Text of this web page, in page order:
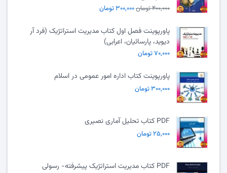
۴۰۰,۰۰۰ تومان ۳۰۰,۰۰۰ تومان
پاورپوینت فصل اول کتاب مدیریت استراتژیک (فرد آر
دیوید، پارسائیان، اعرابی)
۷۰,۰۰۰ تومان
پاورپوینت کتاب اداره امور عمومی در اسلام
۳۰۰,۰۰۰ تومان
PDF کتاب تحلیل آماری نصیری
۲۵,۰۰۰ تومان
PDF کتاب مدیریت استراتژیک پیشرفته- رسولی